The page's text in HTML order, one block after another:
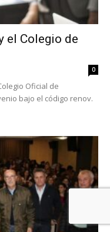
el Colegio de
0
Oficial de
bajo el código renov.